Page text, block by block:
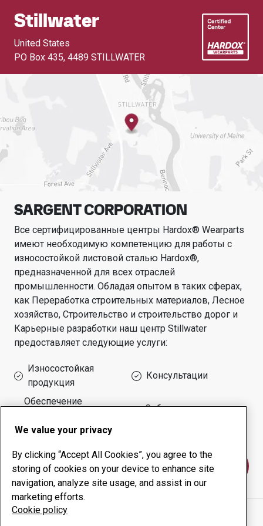
Stillwater
United States
PO Box 435, 4489 STILLWATER
SARGENT CORPORATION
Все сертифицированные центры Hardox® Wearparts
имеют необходимую компетенцию для работы с
износостойкой листовой сталью Hardox®,
предназначенной для всех отраслей
промышленности. Обладая опытом в таких сферах,
как Переработка строительных материалов, Лесное
хозяйство, Строительство и строительство дорог и
Карьерные разработки наш центр Stillwater
предоставляет следующие услуги:
Износостойкая
продукция
Консультации
Обеспечение
оборудования
Собственное
Свяжитесь с нами
SARGENT CORPORATION
We value your privacy
By clicking “Accept All Cookies”, you agree to the
storing of cookies on your device to enhance site
navigation, analyze site usage, and assist in our
marketing efforts.
Cookie policy